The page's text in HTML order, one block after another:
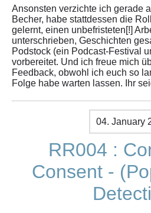
Ansonsten verzichte ich gerade
Becher, habe stattdessen die
gelernt, einen unbefristeten[!]
unterschrieben, Geschichten
Podstock (ein Podcast-Festival
vorbereitet. Und ich freue mich
Feedback, obwohl ich euch so
Folge habe warten lassen. Ihr
04. January
RR004 :
Consent -